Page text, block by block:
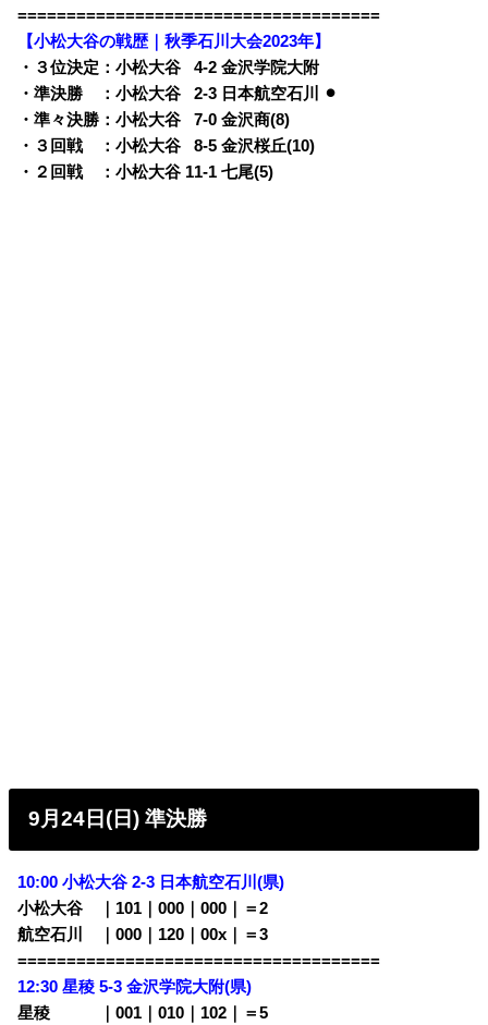
=====================================
【小松大谷の戦歴｜秋季石川大会2023年】
・３位決定：小松大谷
04-2 金沢学院大附
・準決勝 ：小松大谷
02-3 日本航空石川 ⚫︎
・準々決勝：小松大谷
07-0 金沢商(8)
・３回戦 ：小松大谷
08-5 金沢桜丘(10)
・２回戦 ：小松大谷 11-1 七尾(5)
9月24日(日) 準決勝
10:00 小松大谷 2-3 日本航空石川(県)
小松大谷 ｜101｜000｜000｜＝2
航空石川 ｜000｜120｜00x｜＝3
=====================================
12:30 星稜 5-3 金沢学院大附(県)
星稜 ｜001｜010｜102｜＝5